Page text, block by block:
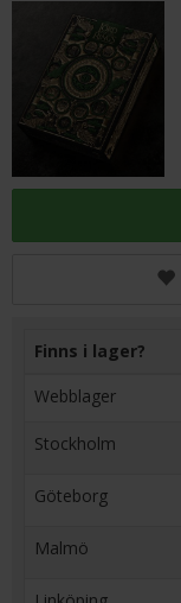
Finns i lager?
Webblager
Stockholm
Göteborg
Malmö